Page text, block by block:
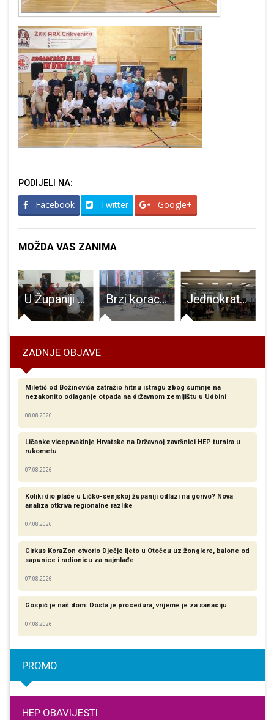
PODIJELI NA:
Facebook Twitter Google+
MOŽDA VAS ZANIMA
U Županiji potpisani ugovori o sufinanciranju rada nekoliko žurnih službi Brzi koraci, okretanje na leđima, stajanje na rukama zagrijali sudionike breakdance radionice Jednokratna pomoć grada Gospića djeci s poteškoćama u razvoju povodom Uskrsa
ZADNJE OBJAVE
Miletić od Božinovića zatražio hitnu istragu zbog sumnje na
nezakonito odlaganje otpada na državnom zemljištu u Udbini
08.08.2026
Ličanke viceprvakinje Hrvatske na Državnoj završnici HEP turnira u
rukometu
07.08.2026
Koliki dio plaće u Ličko-senjskoj županiji odlazi na gorivo? Nova
analiza otkriva regionalne razlike​
07.08.2026
Cirkus KoraZon otvorio Dječje ljeto u Otočcu uz žonglere, balone od
sapunice i radionicu za najmlađe
07.08.2026
Gospić je naš dom: Dosta je procedura, vrijeme je za sanaciju
07.08.2026
PROMO
HEP OBAVIJESTI